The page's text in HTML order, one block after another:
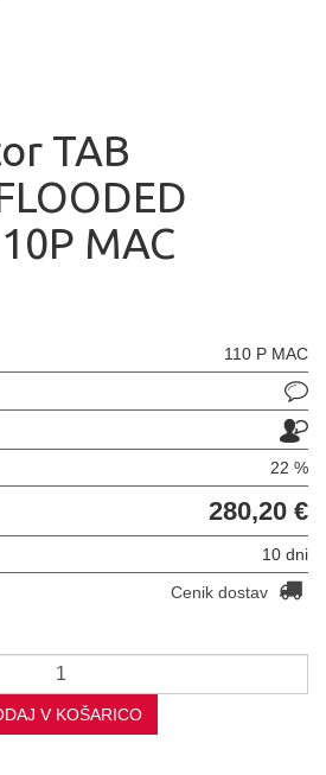
TAB
MAC
110 P MAC
22 %
280,20 €
10 dni
Cenik dostav
V KOŠARICO